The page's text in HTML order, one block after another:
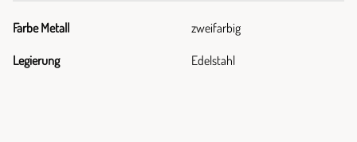
Farbe Metall zweifarbig
Legierung Edelstahl